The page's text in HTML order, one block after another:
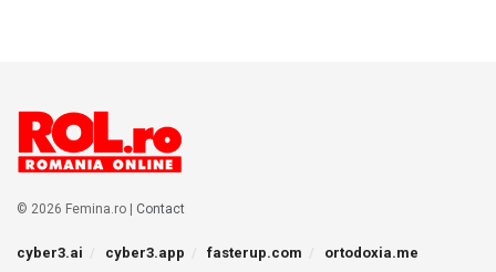
© 2026 Femina.ro | Contact
cyber3.ai cyber3.app fasterup.com ortodoxia.me